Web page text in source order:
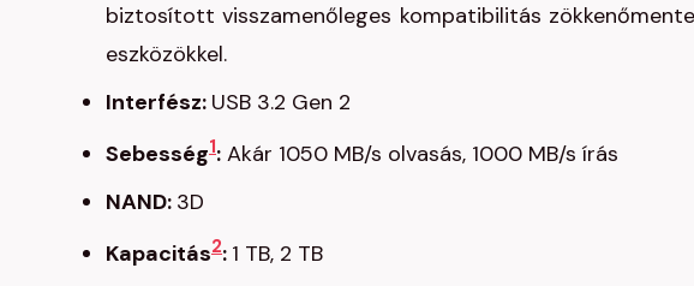
biztosított visszamenőleges kompatibilitás
eszközökkel.
Interfész: USB 3.2 Gen 2
Sebesség1: Akár 1050 MB/s olvasás, 1000 MB/s írás
NAND: 3D
Kapacitás2: 1 TB, 2 TB